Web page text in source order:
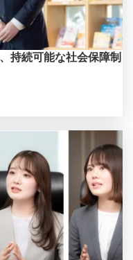
持続可能な社会保障制